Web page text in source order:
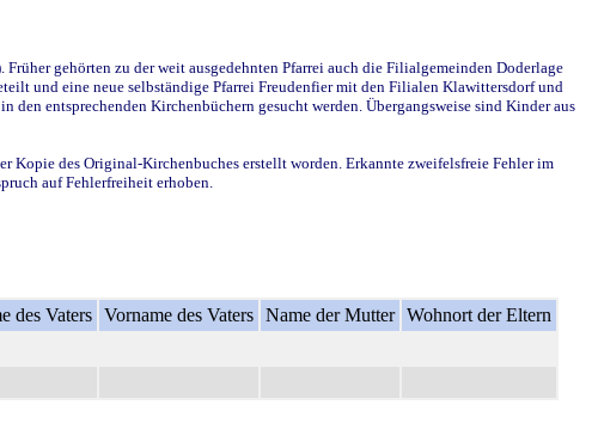
gehörten zu der weit ausgedehnten Pfarrei auch die Filialgemeinden Doderlage
und eine neue selbständige Pfarrei Freudenfier mit den Filialen Klawittersdorf und
entsprechenden Kirchenbüchern gesucht werden. Übergangsweise sind Kinder aus
des Original-Kirchenbuches erstellt worden. Erkannte zweifelsfreie Fehler im
auf Fehlerfreiheit erhoben.
des Vaters Vorname des Vaters Name der Mutter Wohnort der Eltern